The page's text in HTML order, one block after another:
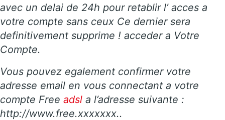
avec un delai de 24h pour retablir l’ acces a
votre compte sans ceux Ce dernier sera
definitivement supprime ! acceder a Votre
Compte.
Vous pouvez egalement confirmer votre
adresse email en vous connectant a votre
compte Free adsl a l’adresse suivante :
http://www.free.xxxxxxx..